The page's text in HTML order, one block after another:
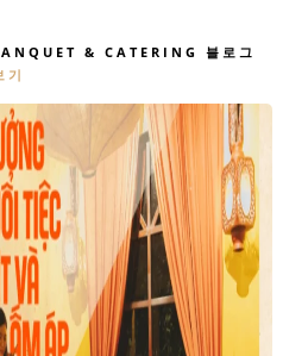
& CATERING
블로그
기